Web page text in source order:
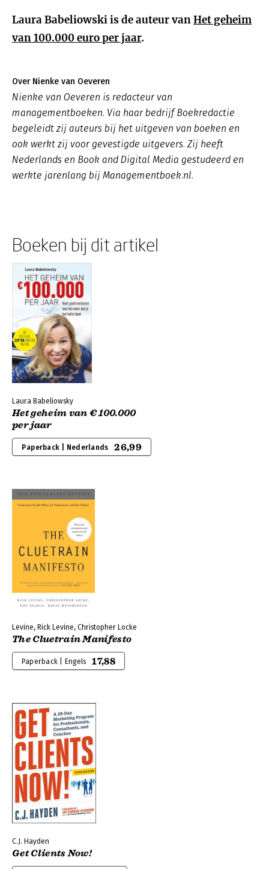
Laura Babeliowski is de auteur vanHet geheim
van 100.000 euro per jaar.
Over Nienke van Oeveren
Nienke van Oeveren is redacteur van
managementboeken. Via haar bedrijf Boekredactie
begeleidt zij auteurs bij het uitgeven van boeken en
ook werkt zij voor gevestigde uitgevers. Zij heeft
Nederlands en Book and Digital Media gestudeerd en
werkte jarenlang bij Managementboek.nl.
Boeken bij dit artikel
Laura Babeliowsky
Het geheim van € 100.000
per jaar
Paperback | Nederlands 26,99
Levine, Rick Levine, Christopher Locke
The Cluetrain Manifesto
Paperback | Engels 17,88
C.J. Hayden
Get Clients Now!